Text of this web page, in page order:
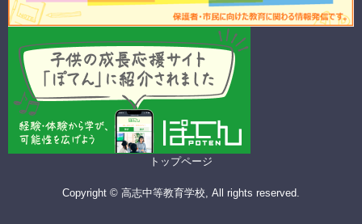
トップページ
Copyright © 高志中等教育学校, All rights reserved.